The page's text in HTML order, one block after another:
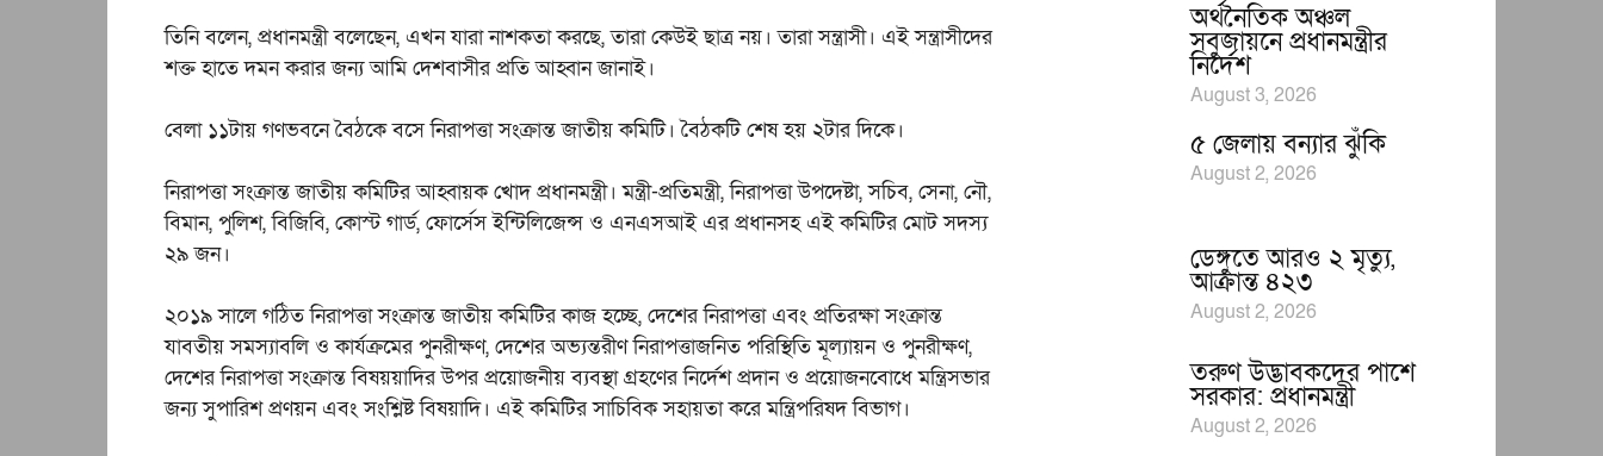
তিনি বলেন, প্রধানমন্ত্রী বলেছেন, এখন যারা নাশকতা করছে, তারা কেউই ছাত্র নয়। তারা সন্ত্রাসী। এই সন্ত্রাসীদের
শক্ত হাতে দমন করার জন্য আমি দেশবাসীর প্রতি আহ্বান জানাই।
বেলা ১১টায় গণভবনে বৈঠকে বসে নিরাপত্তা সংক্রান্ত জাতীয় কমিটি। বৈঠকটি শেষ হয় ২টার দিকে।
নিরাপত্তা সংক্রান্ত জাতীয় কমিটির আহ্বায়ক খোদ প্রধানমন্ত্রী। মন্ত্রী-প্রতিমন্ত্রী, নিরাপত্তা উপদেষ্টা, সচিব, সেনা, নৌ,
বিমান, পুলিশ, বিজিবি, কোস্ট গার্ড, ফোর্সেস ইন্টিলিজেন্স ও এনএসআই এর প্রধানসহ এই কমিটির মোট সদস্য
২৯ জন।
২০১৯ সালে গঠিত নিরাপত্তা সংক্রান্ত জাতীয় কমিটির কাজ হচ্ছে, দেশের নিরাপত্তা এবং প্রতিরক্ষা সংক্রান্ত
যাবতীয় সমস্যাবলি ও কার্যক্রমের পুনরীক্ষণ, দেশের অভ্যন্তরীণ নিরাপত্তাজনিত পরিস্থিতি মূল্যায়ন ও পুনরীক্ষণ,
দেশের নিরাপত্তা সংক্রান্ত বিষয়য়াদির উপর প্রয়োজনীয় ব্যবস্থা গ্রহণের নির্দেশ প্রদান ও প্রয়োজনবোধে মন্ত্রিসভার
জন্য সুপারিশ প্রণয়ন এবং সংশ্লিষ্ট বিষয়াদি। এই কমিটির সাচিবিক সহায়তা করে মন্ত্রিপরিষদ বিভাগ।
অর্থনৈতিক অঞ্চল
সবুজায়নে প্রধানমন্ত্রীর
নির্দেশ
August 3, 2026
৫ জেলায় বন্যার ঝুঁকি
August 2, 2026
ডেঙ্গুতে আরও ২ মৃত্যু,
আক্রান্ত ৪২৩
August 2, 2026
তরুণ উদ্ভাবকদের পাশে
সরকার: প্রধানমন্ত্রী
August 2, 2026